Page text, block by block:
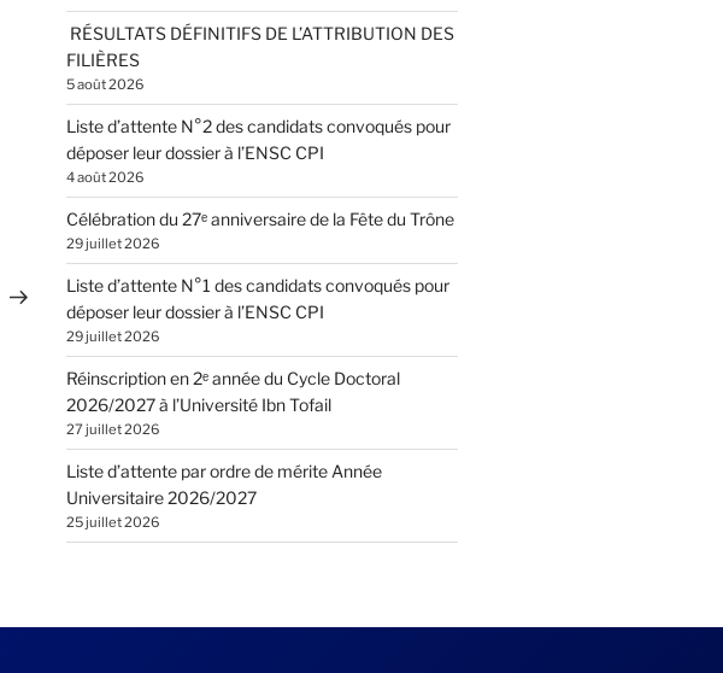
suivant
RÉSULTATS DÉFINITIFS DE L’ATTRIBUTION DES
FILIÈRES
5 août 2026
Liste d’attente N°2 des candidats convoqués pour
déposer leur dossier à l’ENSC CPI
4 août 2026
Célébration du 27ᵉ anniversaire de la Fête du Trône
29 juillet 2026
Liste d’attente N°1 des candidats convoqués pour
déposer leur dossier à l’ENSC CPI
29 juillet 2026
Réinscription en 2ᵉ année du Cycle Doctoral
2026/2027 à l’Université Ibn Tofail
27 juillet 2026
Liste d’attente par ordre de mérite Année
Universitaire 2026/2027
25 juillet 2026